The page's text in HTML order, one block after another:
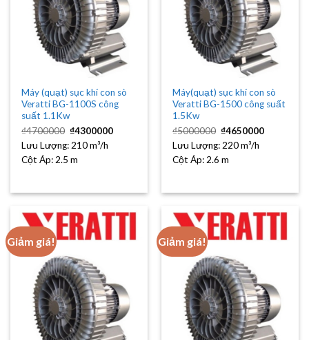
Máy (quạt) sục khí con sò
Veratti BG-1100S công
suất 1.1Kw
₫4700000 Giá
gốc
là:
₫4300000Giá
hiện
Lưu Lượng: 210 m³/h
Cột Áp: 2.5 m
Máy(quạt) sục khí con sò
Veratti BG-1500 công suất
1.5Kw
₫5000000 Giá
gốc
là:
₫4650000Giá
hiện
Lưu Lượng: 220 m³/h
Cột Áp: 2.6 m
Giảm giá! Giảm giá!